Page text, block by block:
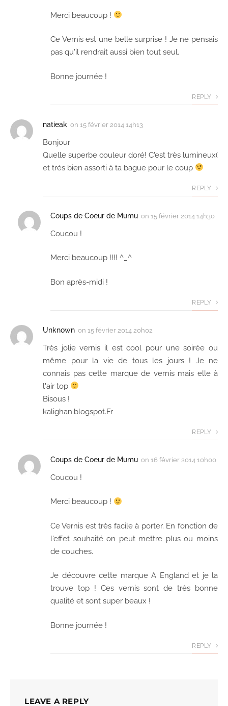
Merci beaucoup !
Ce Vernis est une belle surprise ! Je ne pensais
pas qu'il rendrait aussi bien tout seul.
Bonne journée !
REPLY
natieak on 15 février 2014 14h13
Bonjour
Quelle superbe couleur doré! C'est très lumineux(
et très bien assorti à ta bague pour le coup
REPLY
Coups de Coeur de Mumu on 15 février 2014 14h30
Coucou !
Merci beaucoup !!!! ^_^
Bon après-midi !
REPLY
Unknown on 15 février 2014 20h02
Très jolie vernis il est cool pour une soirée ou
même pour la vie de tous les jours ! Je ne
connais pas cette marque de vernis mais elle à
l'air top
Bisous !
kalighan.blogspot.Fr
REPLY
Coups de Coeur de Mumu on 16 février 2014 10h00
Coucou !
Merci beaucoup !
Ce Vernis est très facile à porter. En fonction de
l'effet souhaité on peut mettre plus ou moins
de couches.
Je découvre cette marque A England et je la
trouve top ! Ces vernis sont de très bonne
qualité et sont super beaux !
Bonne journée !
REPLY
LEAVE A REPLY